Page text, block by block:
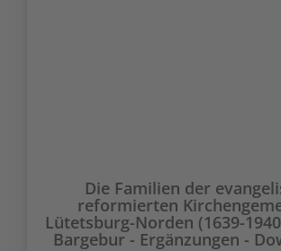
Die Familien der
reformierten
Lütetsburg-Norden (1639-
Bargebur - Ergänzungen -